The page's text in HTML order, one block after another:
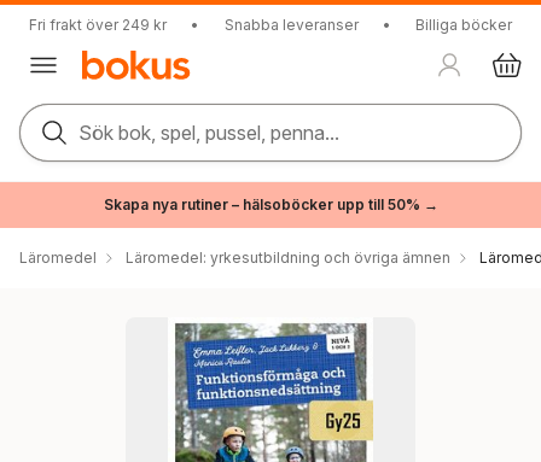
Fri frakt över 249 kr • Snabba leveranser • Billiga böcker
Sök bok, spel, pussel, penna...
Skapa nya rutiner – hälsoböcker upp till 50% →
Läromedel Läromedel: yrkesutbildning och övriga ämnen